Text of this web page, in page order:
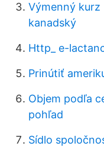
Výmenný kurz
kanadský
Http_ e-
Prinútiť
Objem podľa
pohľad
Sídlo